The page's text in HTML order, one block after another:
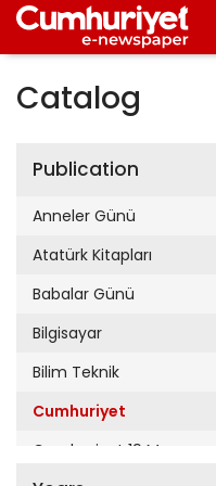
Catalog
Publication
Anneler Günü
Atatürk Kitapları
Babalar Günü
Bilgisayar
Bilim Teknik
Cumhuriyet
Cumhuriyet 19 Mayıs